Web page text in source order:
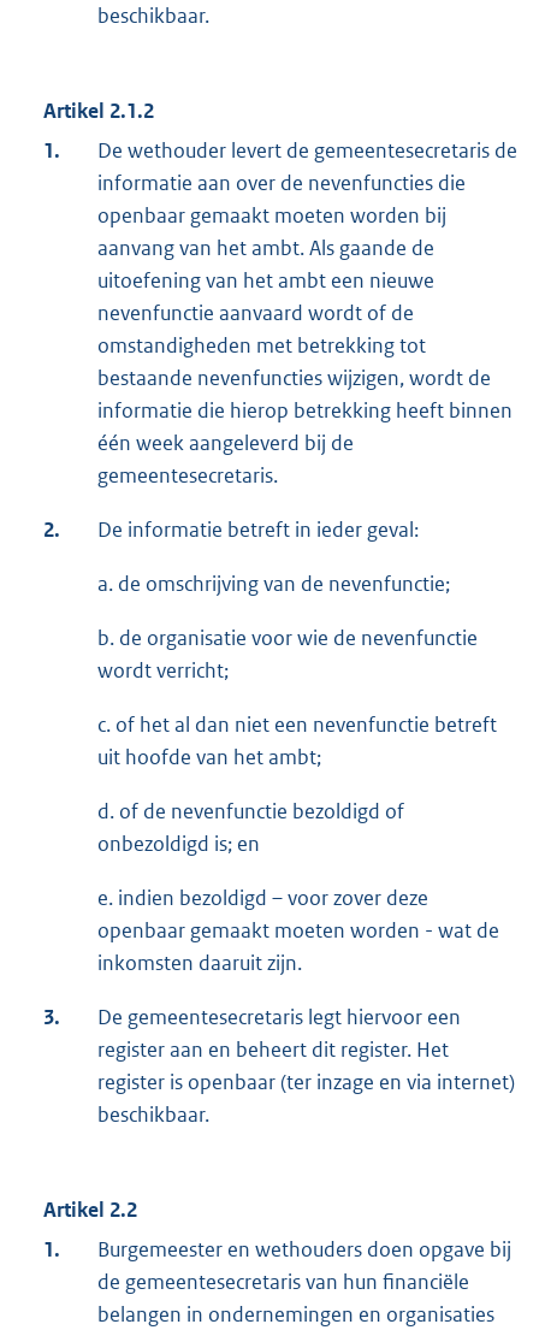
beschikbaar.
Artikel 2.1.2
1.
De wethouder levert de gemeentesecretaris de
informatie aan over de nevenfuncties die
openbaar gemaakt moeten worden bij
aanvang van het ambt. Als gaande de
uitoefening van het ambt een nieuwe
nevenfunctie aanvaard wordt of de
omstandigheden met betrekking tot
bestaande nevenfuncties wijzigen, wordt de
informatie die hierop betrekking heeft binnen
één week aangeleverd bij de
gemeentesecretaris.
2. De informatie betreft in ieder geval:
a. de omschrijving van de nevenfunctie;
b. de organisatie voor wie de nevenfunctie
wordt verricht;
c. of het al dan niet een nevenfunctie betreft
uit hoofde van het ambt;
d. of de nevenfunctie bezoldigd of
onbezoldigd is; en
e. indien bezoldigd – voor zover deze
openbaar gemaakt moeten worden - wat de
inkomsten daaruit zijn.
3.
De gemeentesecretaris legt hiervoor een
register aan en beheert dit register. Het
register is openbaar (ter inzage en via internet)
beschikbaar.
Artikel 2.2
1.
Burgemeester en wethouders doen opgave bij
de gemeentesecretaris van hun financiële
belangen in ondernemingen en organisaties